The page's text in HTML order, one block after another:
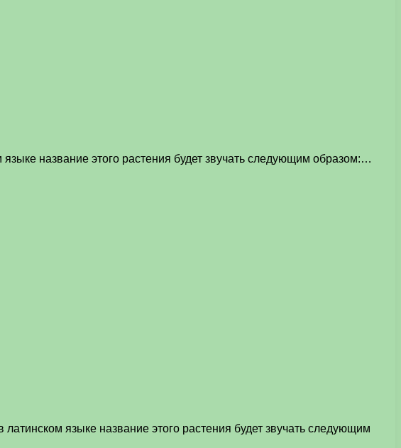
название этого растения будет звучать следующим образом:…
языке название этого растения будет звучать следующим